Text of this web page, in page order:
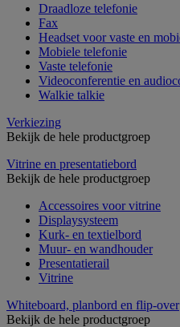
Draadloze telefonie
Fax
Headset voor vaste en
Mobiele telefonie
Vaste telefonie
Videoconferentie en
Walkie talkie
Verkiezing
Bekijk de hele productgroep
Vitrine en presentatiebord
Bekijk de hele productgroep
Accessoires voor vitrine
Displaysysteem
Kurk- en textielbord
Muur- en wandhouder
Presentatierail
Vitrine
Whiteboard, planbord en flip-over
Bekijk de hele productgroep